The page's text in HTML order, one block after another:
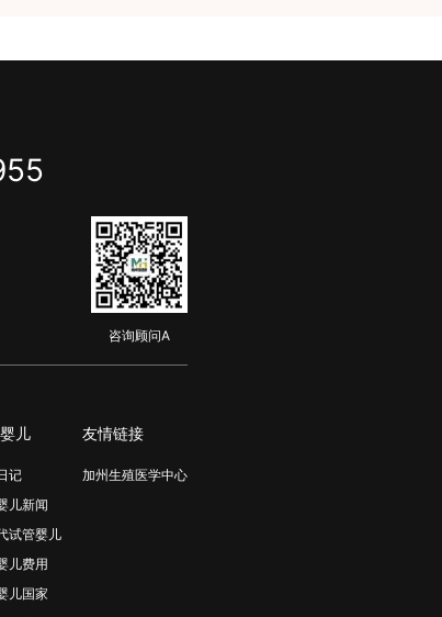
咨询顾问A
儿
记
儿新闻
试管婴儿
儿费用
儿国家
友情链接
加州生殖医学中心